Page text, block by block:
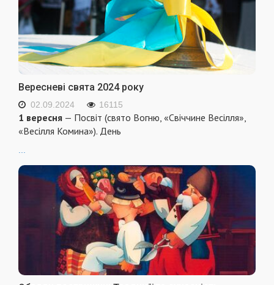
Вересневі свята 2024 року
02.09.2024 16115
1 вересня — Посвіт (свято Вогню, «Свіччине Весілля»,
«Весілля Комина»). День